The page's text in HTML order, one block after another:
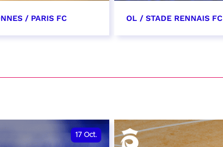
/ PARIS FC OL / STADE RENNAIS FC
RÉSERVER
17 Oct.